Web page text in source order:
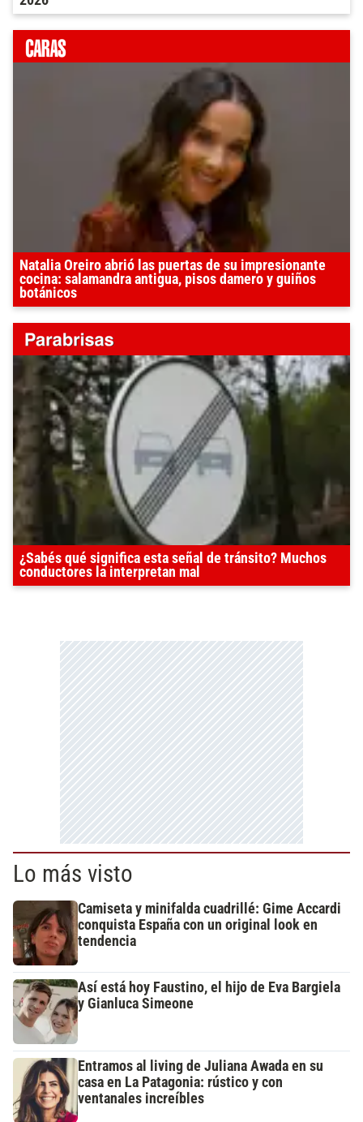
Natalia Oreiro abrió las puertas de su impresionante
cocina: salamandra antigua, pisos damero y guiños
botánicos
¿Sabés qué significa esta señal de tránsito? Muchos
conductores la interpretan mal
Lo más visto
Camiseta y minifalda cuadrillé: Gime Accardi
conquista España con un original look en
tendencia
Así está hoy Faustino, el hijo de Eva Bargiela
y Gianluca Simeone
Entramos al living de Juliana Awada en su
casa en La Patagonia: rústico y con
ventanales increíbles